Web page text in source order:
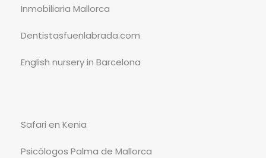
Inmobiliaria Mallorca
Dentistasfuenlabrada.com
English nursery in Barcelona
Safari en Kenia
Psicólogos Palma de Mallorca